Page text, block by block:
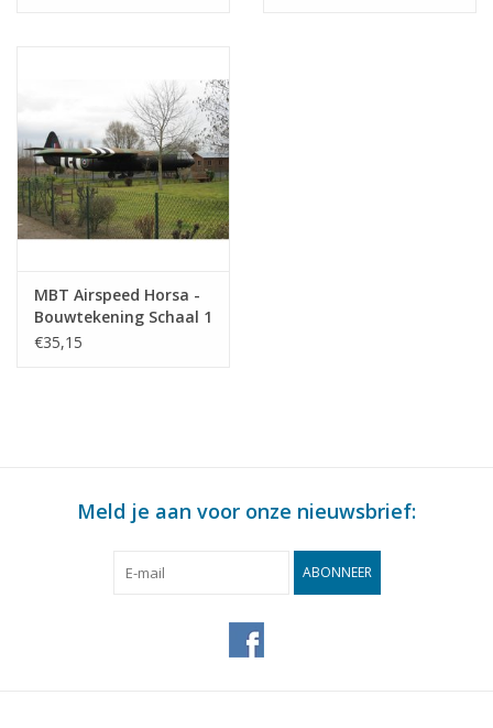
MBT Airspeed Horsa -
Bouwtekening Schaal 1
: 2 (50.80.004)
€35,15
Meld je aan voor onze nieuwsbrief:
ABONNEER